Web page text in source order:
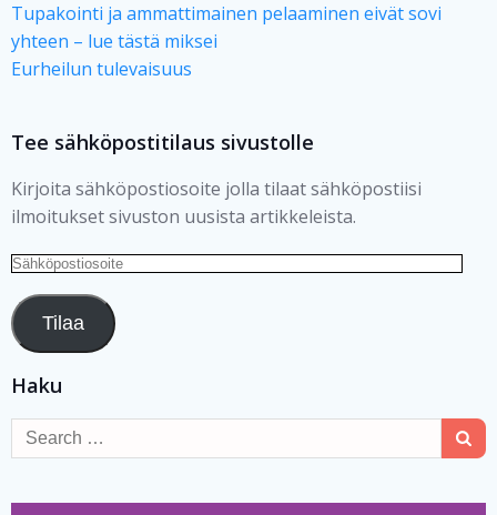
Tupakointi ja ammattimainen pelaaminen eivät sovi
yhteen – lue tästä miksei
Eurheilun tulevaisuus
Tee sähköpostitilaus sivustolle
Kirjoita sähköpostiosoite jolla tilaat sähköpostiisi
ilmoitukset sivuston uusista artikkeleista.
Sähköpostiosoite
Tilaa
Haku